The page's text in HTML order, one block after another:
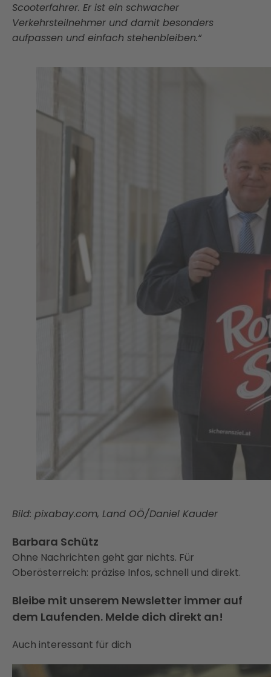
Scooterfahrer. Er ist ein schwacher
Verkehrsteilnehmer und damit besonders
aufpassen und einfach stehenbleiben.“
Bild: pixabay.com, Land OÖ/Daniel Kauder
Barbara Schütz
Ohne Nachrichten geht gar nichts. Für
Oberösterreich: präzise Infos, schnell und direkt.
Bleibe mit unserem Newsletter immer auf
dem Laufenden. Melde dich direkt an!
Auch interessant für dich